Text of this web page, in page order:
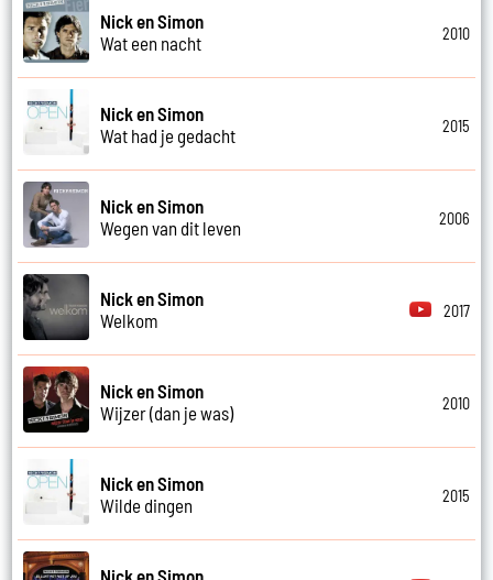
Nick en Simon
Wat een nacht
2010
Nick en Simon
Wat had je gedacht
2015
Nick en Simon
Wegen van dit leven
2006
Nick en Simon
Welkom
2017
Nick en Simon
Wijzer (dan je was)
2010
Nick en Simon
Wilde dingen
2015
Nick en Simon